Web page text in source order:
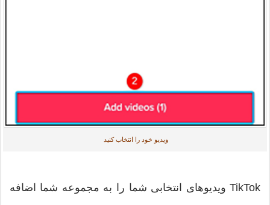
ویدیو خود را انتخاب کنید
TikTok ویدیوهای انتخابی شما را به مجموعه شما اضافه